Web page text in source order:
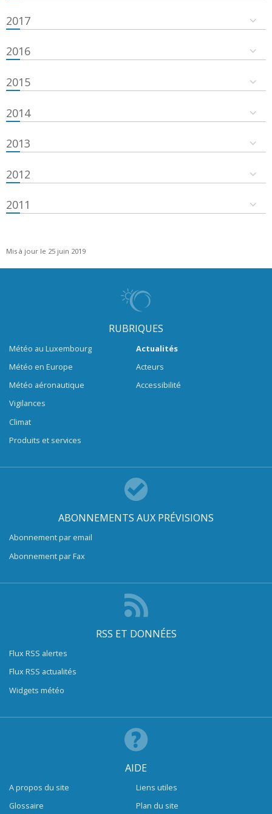
2017
2016
2015
2014
2013
2012
2011
Mis à jour le 25 juin 2019
RUBRIQUES
Météo au Luxembourg
Météo en Europe
Météo aéronautique
Vigilances
Climat
Produits et services
Actualités
Acteurs
Accessibilité
ABONNEMENTS AUX PRÉVISIONS
Abonnement par email
Abonnement par Fax
RSS ET DONNÉES
Flux RSS alertes
Flux RSS actualités
Widgets météo
AIDE
A propos du site
Glossaire
Liens utiles
Plan du site